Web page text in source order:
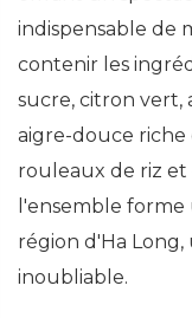
indispensable de
contenir les
sucre, citron vert,
aigre-douce riche
rouleaux de riz et
l'ensemble
région d'Ha
inoubliable.